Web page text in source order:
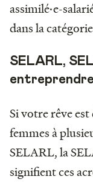
assimilé·e-
dans la
SELARL,
Si votre rêve est
femmes à
SELARL, la
signifient ces